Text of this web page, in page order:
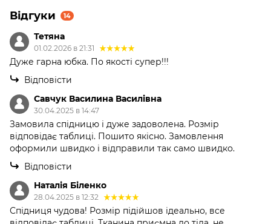
Відгуки 14
Тетяна
01.02.2026 в 21:31
Дуже гарна юбка. По якості супер!!!
Відповісти
Савчук Василина Василівна
30.04.2025 в 14:47
Замовила спідницю і дуже задоволена. Розмір
відповідає таблиці. Пошито якісно. Замовлення
оформили швидко і відправили так само швидко.
Відповісти
Наталія Біленко
28.04.2025 в 12:32
Спідниця чудова! Розмір підійшов ідеально, все